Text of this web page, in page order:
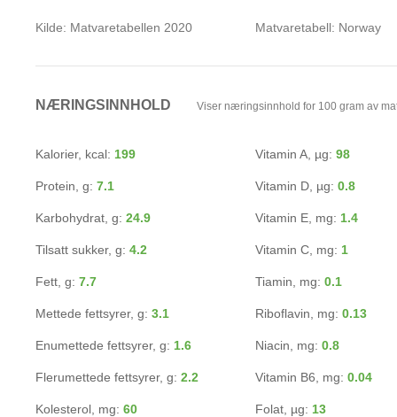
Kilde: Matvaretabellen 2020 Matvaretabell: Norway
NÆRINGSINNHOLD Viser næringsinnhold for 100 gram av
Kalorier, kcal: 199
Protein, g: 7.1
Karbohydrat, g: 24.9
Tilsatt sukker, g: 4.2
Fett, g: 7.7
Mettede fettsyrer, g: 3.1
Enumettede fettsyrer, g: 1.6
Flerumettede fettsyrer, g: 2.2
Kolesterol, mg: 60
Vitamin A, µg: 98
Vitamin D, µg: 0.8
Vitamin E, mg: 1.4
Vitamin C, mg: 1
Tiamin, mg: 0.1
Riboflavin, mg: 0.13
Niacin, mg: 0.8
Vitamin B6, mg: 0.04
Folat, µg: 13